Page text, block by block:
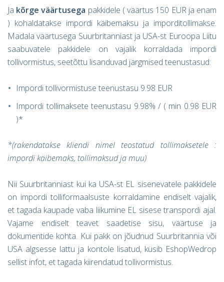
Ja kõrge väärtusega pakkidele ( väärtus 150 EUR ja enam
) kohaldatakse impordi käibemaksu ja imporditollimakse.
Madala väärtusega Suurbritanniast ja USA-st Euroopa Liitu
saabuvatele pakkidele on vajalik korraldada impordi
tollivormistus, seetõttu lisanduvad järgmised teenustasud:
Impordi tollivormistuse teenustasu 9.98 EUR
Impordi tollimaksete teenustasu 9.98% / ( min 0.98 EUR
)*
*(rakendatakse kliendi nimel teostatud tollimaksetele :
impordi käibemaks, tollimaksud ja muu)
Nii Suurbritanniast kui ka USA-st EL sisenevatele pakkidele
on impordi tolliformaalsuste korraldamine endiselt vajalik,
et tagada kaupade vaba liikumine EL sisese transpordi ajal.
Vajame endiselt teavet saadetise sisu, väärtuse ja
dokumentide kohta. Kui pakk on jõudnud Suurbritannia või
USA algsesse lattu ja kontole lisatud, küsib EshopWedrop
sellist infot, et tagada kiirendatud tollivormistus.